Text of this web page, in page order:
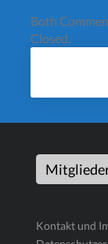
Both
Closed.
Kontakt und